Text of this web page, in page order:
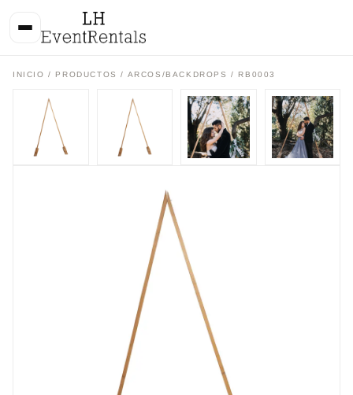
INICIO / PRODUCTOS/ ARCOS/BACKDROPS / RB0003